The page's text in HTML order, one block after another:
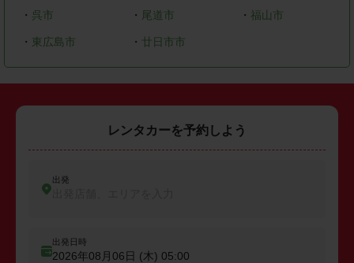
・ 呉市 ・ 尾道市 ・ 福山市
・ 東広島市 ・ 廿日市市
レンタカーを予約しよう
出発
出発日時
2026年08月06日 (木) 05:00